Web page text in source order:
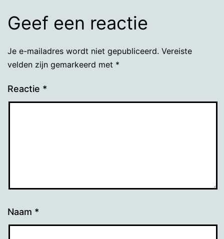
Geef een reactie
Je e-mailadres wordt niet gepubliceerd. Vereiste
velden zijn gemarkeerd met *
Reactie *
Naam *